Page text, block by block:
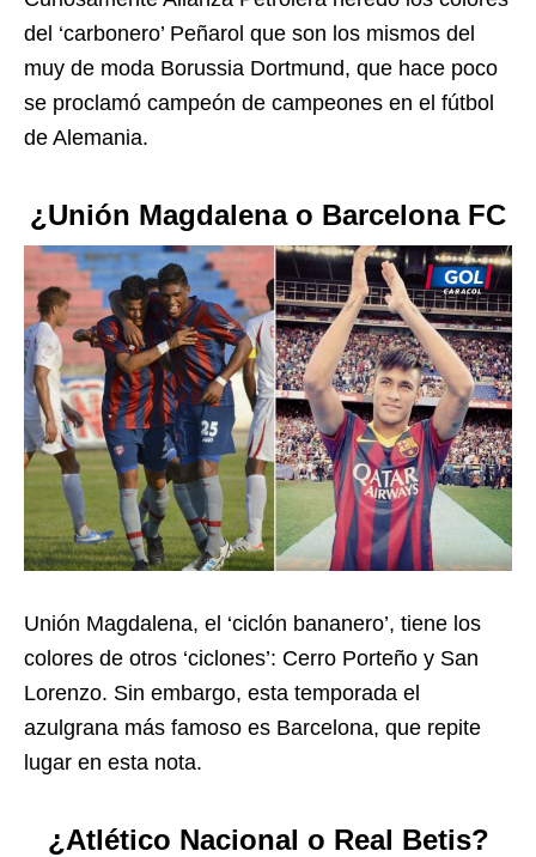
del ‘carbonero’ Peñarol que son los mismos del
muy de moda Borussia Dortmund, que hace poco
se proclamó campeón de campeones en el fútbol
de Alemania.
¿Unión Magdalena o Barcelona FC
Unión Magdalena, el ‘ciclón bananero’, tiene los
colores de otros ‘ciclones’: Cerro Porteño y San
Lorenzo. Sin embargo, esta temporada el
azulgrana más famoso es Barcelona, que repite
lugar en esta nota.
¿Atlético Nacional o Real Betis?